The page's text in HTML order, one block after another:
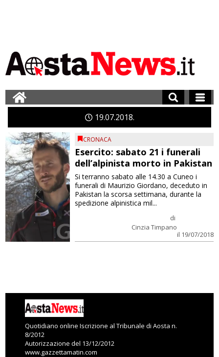
1907 2018
CRONACA
Esercito: sabato 21 i funerali
dell’alpinista morto in Pakistan
di
Cinzia Timpano
il 19/07/2018
Si terranno sabato alle 14.30 a Cuneo i
funerali di Maurizio Giordano, deceduto in
Pakistan la scorsa settimana, durante la
spedizione alpinistica mil...
Quotidiano online Iscrizione al Tribunale di Aosta n.
8/2012
Autorizzazione del 13/12/2012
www.gazzettamatin.com